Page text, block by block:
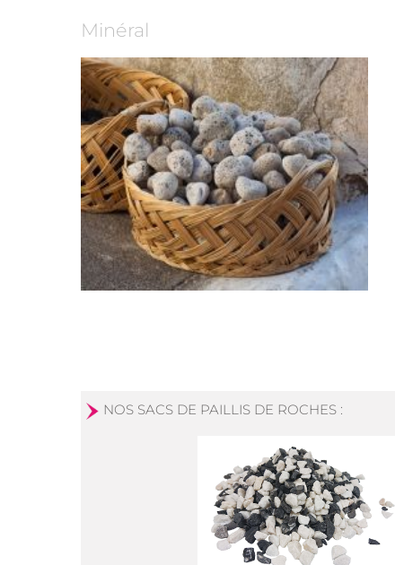
Minéral
NOS SACS DE PAILLIS DE ROCHES :